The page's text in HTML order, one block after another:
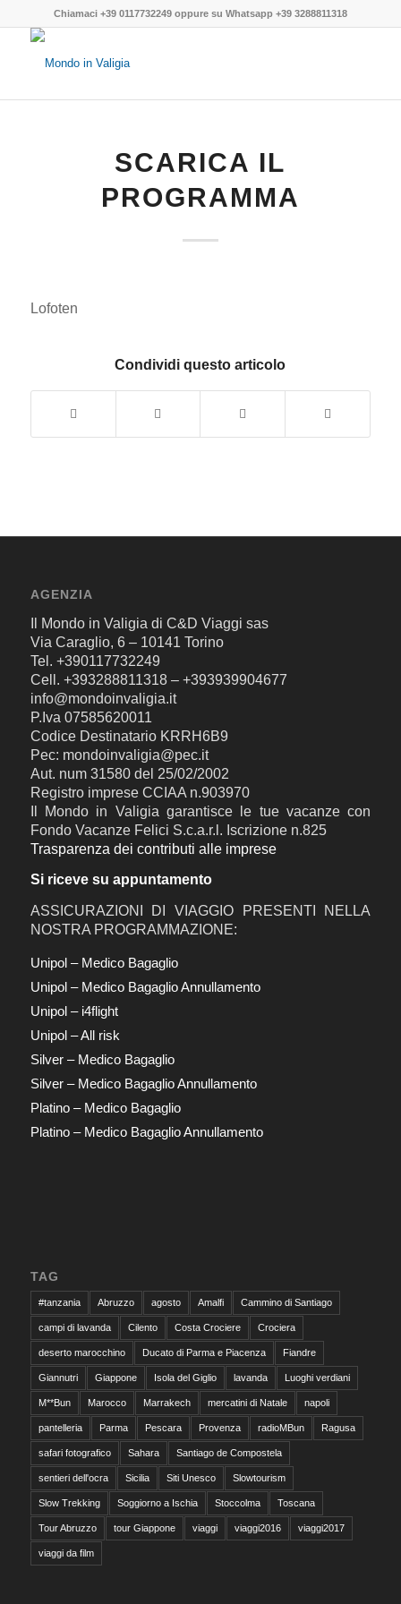
Chiamaci +39 0117732249oppure su Whatsapp +39 3288811318
SCARICA IL
PROGRAMMA
Lofoten
Condividi questo articolo
AGENZIA
Il Mondo in Valigia di C&D Viaggi sas
Via Caraglio, 6 – 10141 Torino
Tel. +390117732249
Cell. +393288811318 – +393939904677
info@mondoinvaligia.it
P.Iva 07585620011
Codice Destinatario KRRH6B9
Pec: mondoinvaligia@pec.it
Aut. num 31580 del 25/02/2002
Registro imprese CCIAA n.903970
Il Mondo in Valigia garantisce le tue vacanze con
Fondo Vacanze Felici S.c.a.r.l. Iscrizione n.825
Trasparenza dei contributi alle imprese
Si riceve su appuntamento
ASSICURAZIONI DI VIAGGIO PRESENTI NELLA
NOSTRA PROGRAMMAZIONE:
Unipol – Medico Bagaglio
Unipol – Medico Bagaglio Annullamento
Unipol – i4flight
Unipol – All risk
Silver – Medico Bagaglio
Silver – Medico Bagaglio Annullamento
Platino – Medico Bagaglio
Platino – Medico Bagaglio Annullamento
TAG
#tanzania Abruzzo agosto Amalfi Cammino di Santiago
campi di lavanda Cilento Costa Crociere Crociera
deserto marocchino Ducato di Parma e Piacenza Fiandre
Giannutri Giappone Isola del Giglio lavanda Luoghi verdiani
M**Bun Marocco Marrakech mercatini di Natale napoli
pantelleria Parma Pescara Provenza radioMBun Ragusa
safari fotografico Sahara Santiago de Compostela
sentieri dell'ocra Sicilia Siti Unesco Slowtourism
Slow Trekking Soggiorno a Ischia Stoccolma Toscana
Tour Abruzzo tour Giappone viaggi viaggi2016 viaggi2017
viaggi da film